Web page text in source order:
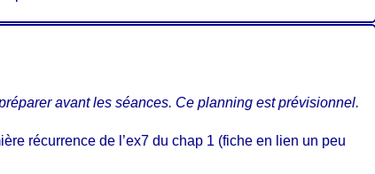
avant les séances. Ce planning est prévisionnel.
récurrence de l’ex7 du chap 1 (fiche en lien un peu